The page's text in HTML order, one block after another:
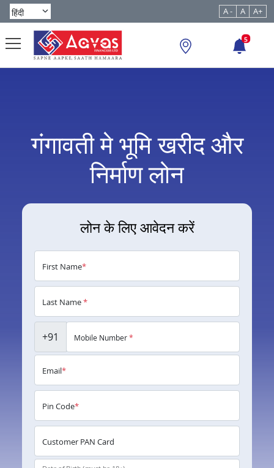
A - A A+
5
गंगावती मे भूमि खरीद और
निर्माण लोन
लोन के लिए आवेदन करें
First Name*
Last Name*
+91 Mobile Number*
Email*
Pin Code*
Customer PAN Card